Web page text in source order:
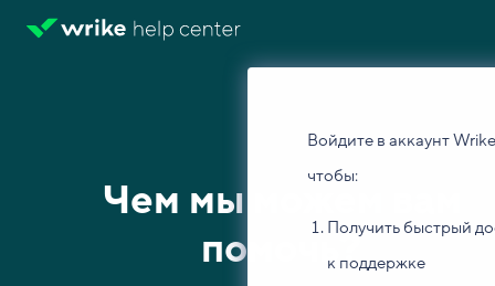
Войдите в аккаунт
чтобы:
Получить быстрый
к поддержке
Чем мы можем вам
помочь?